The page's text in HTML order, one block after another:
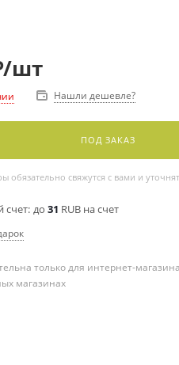
/шт
Нашли дешевле?
ПОД ЗАКАЗ
свяжутся с вами и уточнят
счет: до 31 RUB на счет
только для интернет-
магазинах